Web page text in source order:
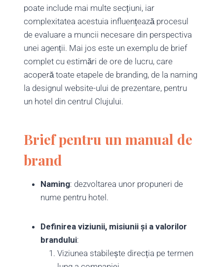
poate include mai multe secțiuni, iar
complexitatea acestuia influențează procesul
de evaluare a muncii necesare din perspectiva
unei agenții. Mai jos este un exemplu de brief
complet cu estimări de ore de lucru, care
acoperă toate etapele de branding, de la naming
la designul website-ului de prezentare, pentru
un hotel din centrul Clujului.
Brief pentru un manual de
brand
Naming: dezvoltarea unor propuneri de
nume pentru hotel.
Definirea viziunii, misiunii și a valorilor
brandului:
Viziunea stabilește direcția pe termen